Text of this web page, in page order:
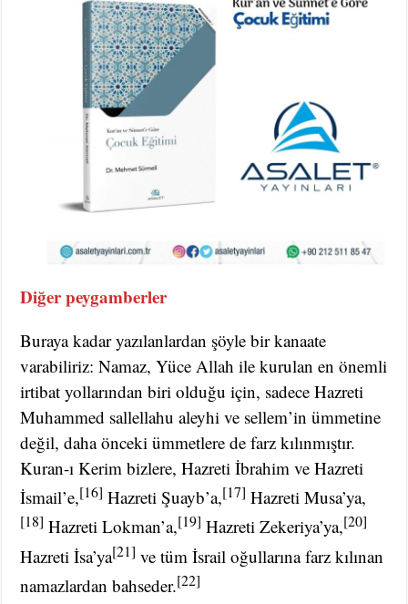
Diğer peygamberler
Buraya kadar yazılanlardan şöyle bir kanaate
varabiliriz: Namaz, Yüce Allah ile kurulan en önemli
irtibat yollarından biri olduğu için, sadece Hazreti
Muhammed sallellahu aleyhi ve sellem’in ümmetine
değil, daha önceki ümmetlere de farz kılınmıştır.
Kuran-ı Kerim bizlere, Hazreti İbrahim ve Hazreti
İsmail’e,[16] Hazreti Şuayb’a,[17] Hazreti Musa’ya,
[18] Hazreti Lokman’a,[19] Hazreti Zekeriya’ya,[20]
Hazreti İsa’ya[21] ve tüm İsrail oğullarına farz kılınan
namazlardan bahseder.[22]